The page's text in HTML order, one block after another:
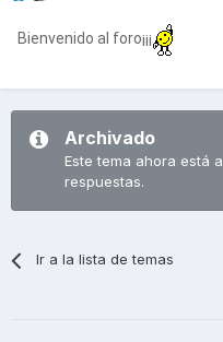
Bienvenido al foro¡¡¡
Archivado
Este tema ahora está
respuestas.
Ir a la lista de temas